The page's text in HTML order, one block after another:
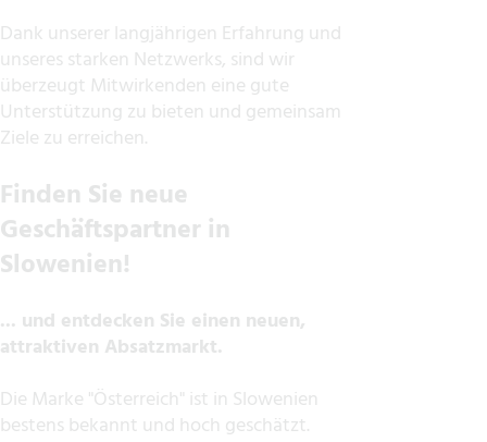
Dank unserer langjährigen Erfahrung und
unseres starken Netzwerks, sind wir
überzeugt Mitwirkenden eine gute
Unterstützung zu bieten und gemeinsam
Ziele zu erreichen.
Finden Sie neue
Geschäftspartner in
Slowenien!
... und entdecken Sie einen neuen,
attraktiven Absatzmarkt.
Die Marke "Österreich" ist in Slowenien
bestens bekannt und hoch geschätzt.